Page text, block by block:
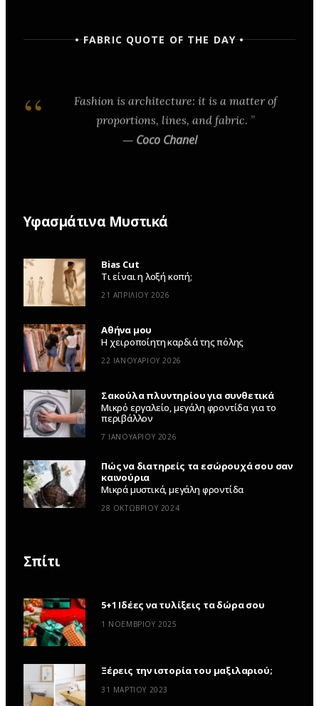
• FABRIC QUOTE OF THE DAY •
Fashion is architecture: it is a matter of
proportions, lines, and fabric.
— Coco Chanel
Υφασμάτινα Μυστικά
Bias Cut
Τι είναι η λοξή κοπή;
21 ΑΠΡΙΛΊΟΥ 2026
Αθήνα μου
Η χειροποίητη καρδιά της πόλης
22 ΙΑΝΟΥΑΡΊΟΥ 2026
Σακούλα πλυντηρίου για συνθετικά
Μικρό εργαλείο, μεγάλη φροντίδα για το
περιβάλλον
7 ΙΑΝΟΥΑΡΊΟΥ 2026
Πώς να διατηρείς τα εσώρουχά σου σαν
καινούρια
Μικρά μυστικά, μεγάλη φροντίδα
28 ΟΚΤΩΒΡΊΟΥ 2024
Σπίτι
5+1 Ιδέες να τυλίξεις τα δώρα σου
1 ΝΟΕΜΒΡΊΟΥ 2025
Ξέρεις την ιστορία του μαξιλαριού;
31 ΜΑΡΤΊΟΥ 2023